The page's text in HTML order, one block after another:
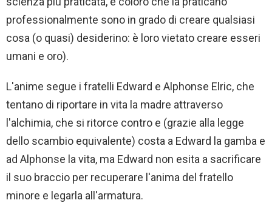
professionalmente sono in grado di creare qualsiasi
cosa (o quasi) desiderino: è loro vietato creare esseri
umani e oro).
L'anime segue i fratelli Edward e Alphonse Elric, che
tentano di riportare in vita la madre attraverso
l'alchimia, che si ritorce contro e (grazie alla legge
dello scambio equivalente) costa a Edward la gamba e
ad Alphonse la vita, ma Edward non esita a sacrificare
il suo braccio per recuperare l'anima del fratello
minore e legarla all'armatura.